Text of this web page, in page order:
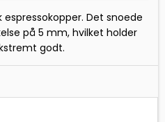
espressokopper. Det snoede
på 5 mm, hvilket holder
godt.